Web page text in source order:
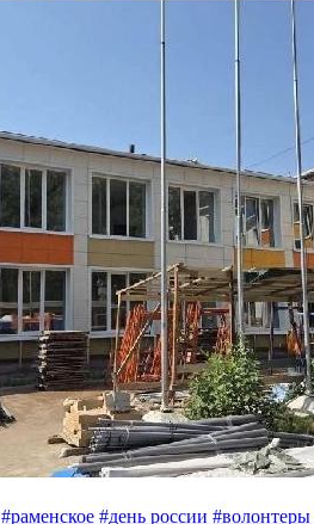
#раменское #день россии #волонтеры